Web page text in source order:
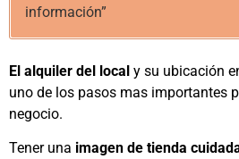
información”
El alquiler del local y su ubicación
uno de los pasos mas importantes
negocio.
Tener una imagen de tienda